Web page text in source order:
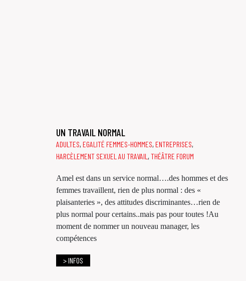
UN TRAVAIL NORMAL
ADULTES, EGALITÉ FEMMES-HOMMES, ENTREPRISES,
HARCÈLEMENT SEXUEL AU TRAVAIL , THÉÂTRE FORUM
Amel est dans un service normal….des hommes et des
femmes travaillent, rien de plus normal : des «
plaisanteries », des attitudes discriminantes…rien de
plus normal pour certains..mais pas pour toutes !Au
moment de nommer un nouveau manager, les
compétences
> INFOS